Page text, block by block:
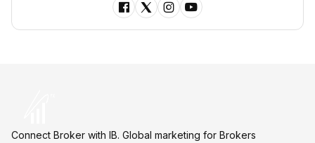
Connect Broker with IB. Global marketing for Brokers